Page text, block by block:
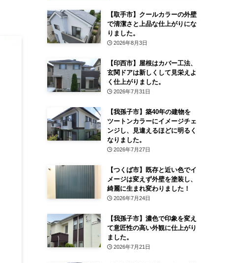
【取手市】クールカラーの外壁
で清潔さと上品な仕上がりにな
りました。
2026年8月3日
【印西市】屋根はカバー工法、
玄関ドアは新しくして見栄えよ
く仕上がりました。
2026年7月31日
【我孫子市】築40年の建物を
ツートンカラーにイメージチェ
ンジし、見違えるほどに明るく
なりました。
2026年7月27日
【つくば市】既存と近い色でイ
メージは変えず外壁を塗装し、
綺麗に生まれ変わりました！
2026年7月24日
【我孫子市】濃色で印象を変え
て意匠性の高い外観に仕上がり
ました。
2026年7月21日